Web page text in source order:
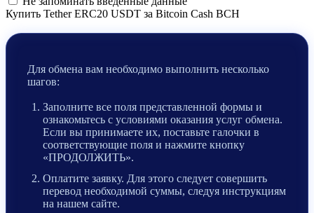
Купить Tether ERC20 USDT за Bitcoin Cash BCH
Для обмена вам необходимо выполнить несколько
шагов:
Заполните все поля представленной формы и
ознакомьтесь с условиями оказания услуг обмена.
Если вы принимаете их, поставьте галочки в
соответствующие поля и нажмите кнопку
«ПРОДОЛЖИТЬ».
Оплатите заявку. Для этого следует совершить
перевод необходимой суммы, следуя инструкциям
на нашем сайте.